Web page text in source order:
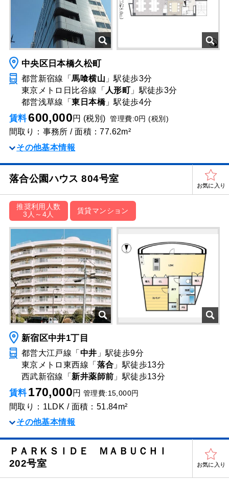
中央区日本橋久松町
都営新宿線「馬喰横山 」駅徒歩3分
東京メトロ日比谷線「 人形町 」駅徒歩3分
都営浅草線「東日本橋」駅徒歩4分
賃料600,000円 (税別)管理費:0円 (税別)
間取り：事務所 / 面積：77.62m²
その他基本情報
落合公園ハウス 804号室
お気に入り
推奨利用人数
3人～4人
賃貸マンション
新宿区中井1丁目
都営大江戸線「 中井 」駅徒歩9分
東京メトロ東西線「 落合 」駅徒歩13分
西武新宿線「 新井薬師前 」駅徒歩13分
賃料170,000円 管理費:15,000円
間取り：1LDK / 面積：51.84m²
その他基本情報
ＰＡＲＫＳＩＤＥ ＭＡＢＵＣＨＩ
202号室
お気に入り